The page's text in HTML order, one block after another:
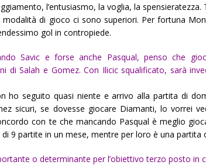
l’entusiasmo, la voglia, la spensieratezza.
di gioco ci sono superiori. Per fortuna
gol in contropiede.
Savic e forse anche Pasqual, penso che
di Salah e Gomez. Con Ilicic squalificato, sarà
ho seguito quasi niente e arrivo alla partita di
sicuri, se dovesse giocare Diamanti, lo vorrei
con te che mancando Pasqual è meglio
9 partite in un mese, mentre per loro è una partita
o determinante per l’obiettivo terzo posto in